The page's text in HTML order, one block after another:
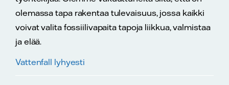
olemassa tapa rakentaa tulevaisuus, jossa kaikki
voivat valita fossiilivapaita tapoja liikkua, valmistaa
ja elää.
Vattenfall lyhyesti